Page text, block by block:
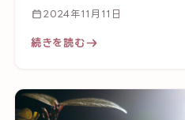
2024年11月11日
続きを読む